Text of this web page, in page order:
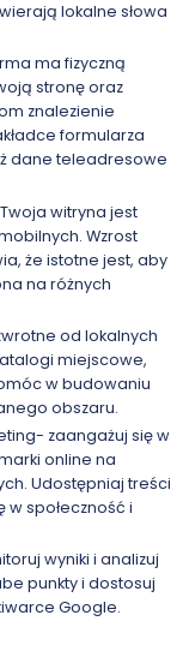
lokalne słowa
ma fizyczną
stronę oraz
znalezienie
formularza
dane teleadresowe
witryna jest
Wzrost
że istotne jest, aby
na różnych
od lokalnych
miejscowe,
w budowaniu
obszaru.
zaangażuj się w
online na
Udostępniaj treści
w społeczność i
wyniki i analizuj
punkty i dostosuj
Google.